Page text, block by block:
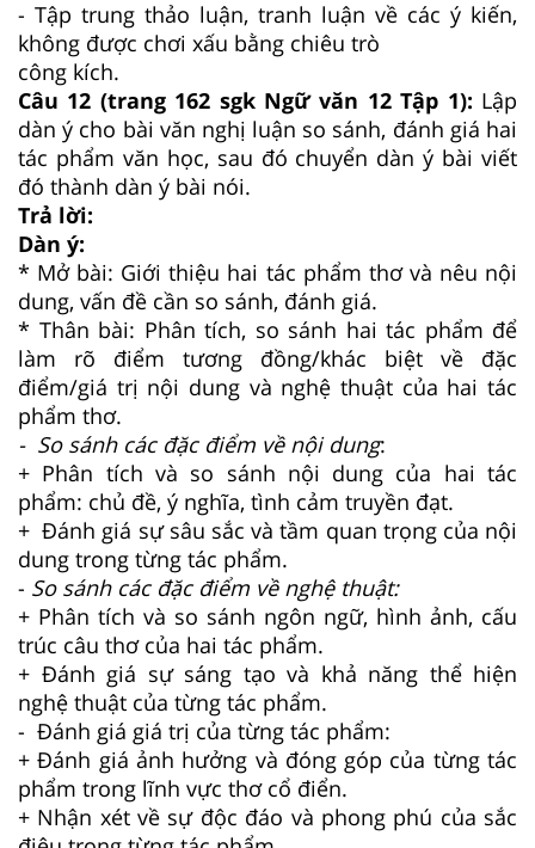
- Tập trung thảo luận, tranh luận về các ý kiến,
không được chơi xấu bằng chiêu trò
công kích.
Câu 12 (trang 162 sgk Ngữ văn 12 Tập 1): Lập
dàn ý cho bài văn nghị luận so sánh, đánh giá hai
tác phẩm văn học, sau đó chuyển dàn ý bài viết
đó thành dàn ý bài nói.
Trả lời:
Dàn ý:
* Mở bài: Giới thiệu hai tác phẩm thơ và nêu nội
dung, vấn đề cần so sánh, đánh giá.
* Thân bài: Phân tích, so sánh hai tác phẩm để
làm rõ điểm tương đồng/khác biệt về đặc
điểm/giá trị nội dung và nghệ thuật của hai tác
phẩm thơ.
- So sánh các đặc điểm về nội dung:
+ Phân tích và so sánh nội dung của hai tác
phẩm: chủ đề, ý nghĩa, tình cảm truyền đạt.
+ Đánh giá sự sâu sắc và tầm quan trọng của nội
dung trong từng tác phẩm.
- So sánh các đặc điểm về nghệ thuật:
+ Phân tích và so sánh ngôn ngữ, hình ảnh, cấu
trúc câu thơ của hai tác phẩm.
+ Đánh giá sự sáng tạo và khả năng thể hiện
nghệ thuật của từng tác phẩm.
- Đánh giá giá trị của từng tác phẩm:
+ Đánh giá ảnh hưởng và đóng góp của từng tác
phẩm trong lĩnh vực thơ cổ điển.
+ Nhận xét về sự độc đáo và phong phú của sắc